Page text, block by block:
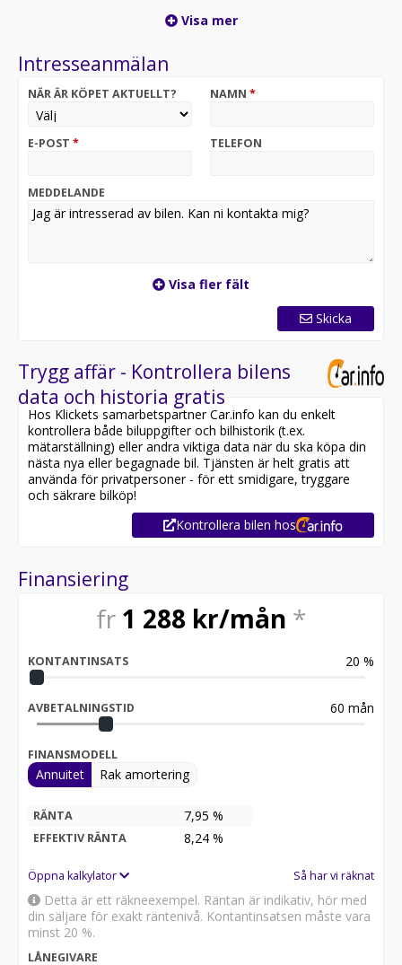
Visa mer
Intresseanmälan
NÄR ÄR KÖPET AKTUELLT? NAMN *
E-POST * TELEFON
MEDDELANDE
Visa fler fält
Skicka
Trygg affär - Kontrollera bilens
data och historia gratis
Hos Klickets samarbetspartner Car.info kan du enkelt
kontrollera både biluppgifter och bilhistorik (t.ex.
mätarställning) eller andra viktiga data när du ska köpa din
nästa nya eller begagnade bil. Tjänsten är helt gratis att
använda för privatpersoner - för ett smidigare, tryggare
och säkrare bilköp!
Kontrollera bilen hos
Finansiering
fr 1 288 kr/mån *
KONTANTINSATS 20 %
AVBETALNINGSTID 60 mån
FINANSMODELL
Annuitet Rak amortering
RÄNTA 7,95 %
EFFEKTIV RÄNTA 8,24 %
Öppna kalkylator Så har vi räknat
Detta är ett räkneexempel. Räntan är indikativ, hör med
din säljare för exakt räntenivå. Kontantinsatsen måste vara
minst 20 %.
LÅNEGIVARE